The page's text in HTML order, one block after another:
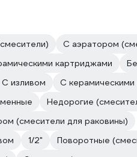
С аэратором
картриджами
изливом
С
Недорогие
(смесители для раковины)
1/2"
Поворотные